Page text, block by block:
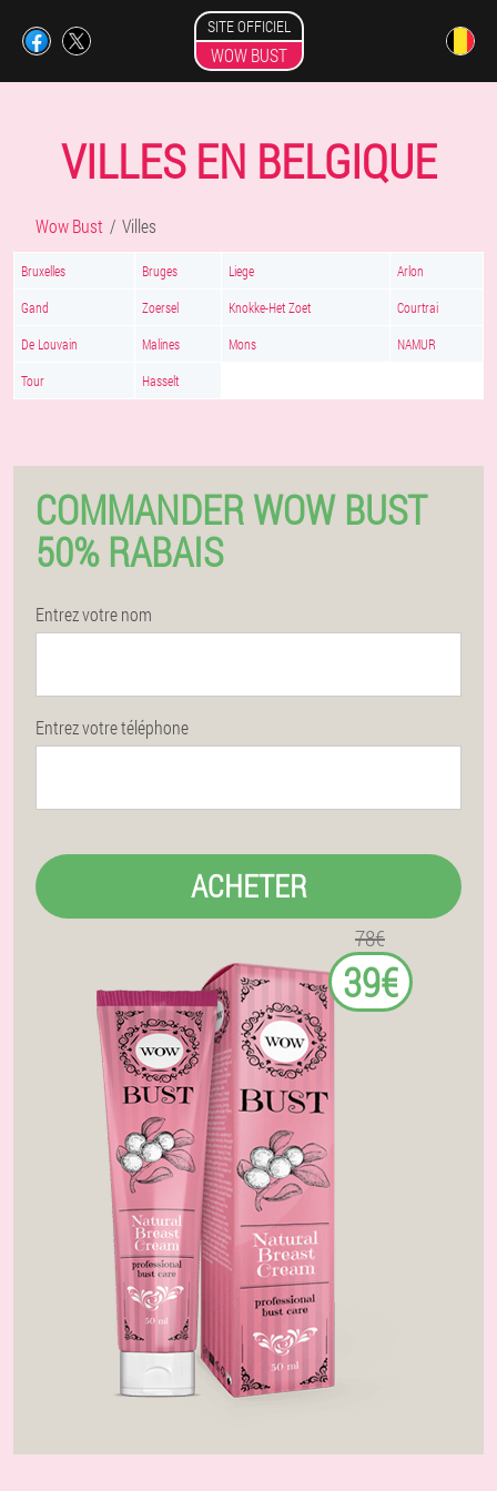
SITE OFFICIEL
WOW BUST
VILLES EN BELGIQUE
Wow Bust Villes
Bruxelles Bruges Liege Arlon
Gand Zoersel Knokke-Het Zoet Courtrai
De Louvain Malines Mons NAMUR
Tour Hasselt
COMMANDER WOW BUST
50% RABAIS
Entrez votre nom
Entrez votre téléphone
ACHETER
78€
39€